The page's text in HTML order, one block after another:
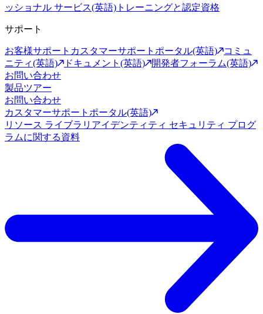
ッショナル サービス(英語) トレーニングと認定資格
サポート
お客様サポート カスタマーサポートポータル(英語)
コミュ
ニティ(英語)
ドキュメント(英語)
開発者フォーラム(英語)
お問い合わせ
製品ツアー
お問い合わせ
カスタマーサポートポータル(英語)
リソース ライブラリ アイデンティティ セキュリティ プログ
ラムに関する資料